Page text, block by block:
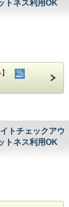
トネス利用OK
】
トチェックアウ
トネス利用OK